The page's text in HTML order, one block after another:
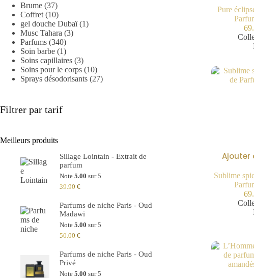
Pure
Ajouter
Sublime
Brume (37)
Coffret (10)
gel douche Dubaï (1)
Musc Tahara (3)
Parfums (340)
Soin barbe (1)
Soins capillaires (3)
Soins pour le corps (10)
Sprays désodorisants (27)
Filtrer par tarif
Meilleurs produits
Sillage Lointain - Extrait de
parfum
Note5.00 sur 5
39.90€
Parfums de niche Paris - Oud
Madawi
Note5.00 sur 5
50.00€
Parfums de niche Paris - Oud
Privé
Note5.00 sur 5